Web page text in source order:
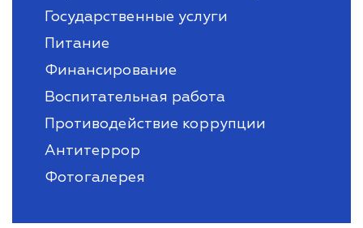
Государственные услуги
Питание
Финансирование
Воспитательная работа
Противодействие коррупции
Антитеррор
Фотогалерея